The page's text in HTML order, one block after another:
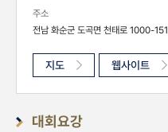
주소
전남 화순군 도곡면 천태로 1000-151
지도 웹사이트
대회요강